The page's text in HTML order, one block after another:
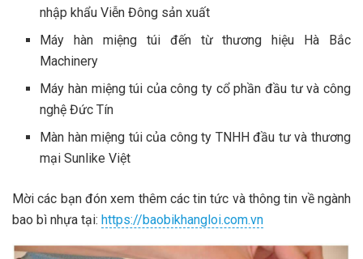
nhập khẩu Viễn Đông sản xuất
Máy hàn miệng túi đến từ thương hiệu Hà Bắc
Machinery
Máy hàn miệng túi của công ty cổ phần đầu tư và công
nghệ Đức Tín
Màn hàn miệng túi của công ty TNHH đầu tư và thương
mại Sunlike Việt
Mời các bạn đón xem thêm các tin tức và thông tin về ngành
bao bì nhựa tại: https://baobikhangloi.com.vn